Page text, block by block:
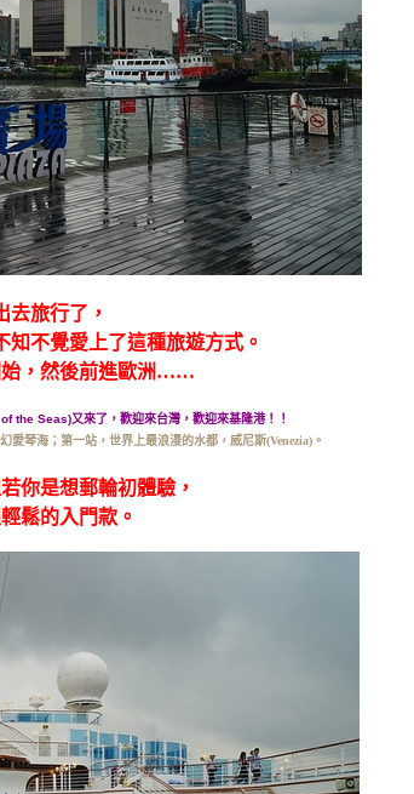
去旅行了，
不覺愛上了這種旅遊方式。
始，然後前進歐洲……
the Seas)又來了，歡迎來台灣，歡迎來基隆港！！
愛琴海；第一站，世界上最浪漫的水都，威尼斯(Venezia)。
你是想郵輪初體驗，
鬆的入門款。